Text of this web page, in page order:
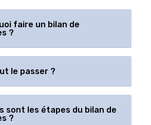
faire un bilan de
?
le passer ?
sont les étapes du bilan de
?